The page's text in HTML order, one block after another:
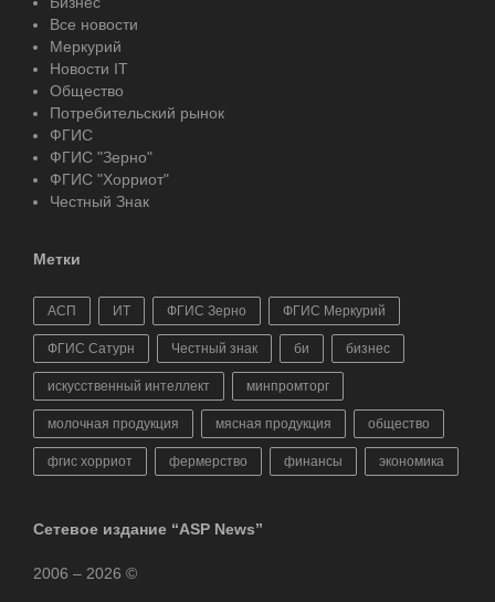
Все новости
Меркурий
Новости IT
Общество
Потребительский рынок
ФГИС
ФГИС "Зерно"
ФГИС "Хорриот"
Честный Знак
Метки
АСП ИТ ФГИС Зерно ФГИС Меркурий
ФГИС Сатурн Честный знак би бизнес
искусственный интеллект минпромторг
молочная продукция мясная продукция общество
фгис хорриот фермерство финансы экономика
Сетевое издание “ASP News”
2006 – 2026 ©